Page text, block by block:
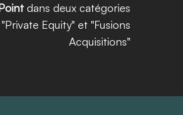
dans deux catégories
Equity" et "Fusions
Acquisitions"